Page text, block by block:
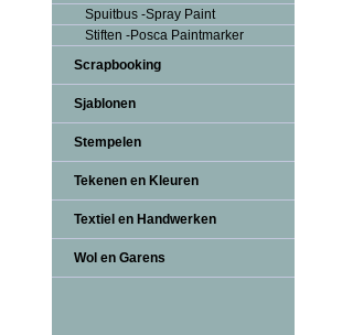
Spuitbus -Spray Paint
Stiften -Posca Paintmarker
Scrapbooking
Sjablonen
Stempelen
Tekenen en Kleuren
Textiel en Handwerken
Wol en Garens